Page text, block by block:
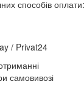
способів оплати:
/ Privat24
самовивозі